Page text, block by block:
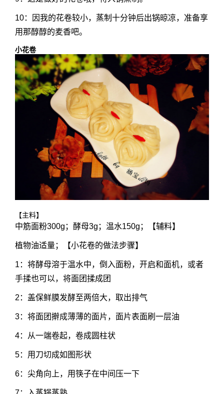
10：因我的花卷较小，蒸制十分钟后出锅晾凉，准备享
用那醇醇的麦香吧。
小花卷
【主料】
中筋面粉300g；酵母3g；温水150g；【辅料】
植物油适量；【小花卷的做法步骤】
1：将酵母溶于温水中，倒入面粉，开启和面机，或者
手揉也可以，将面团揉成团
2：盖保鲜膜发酵至两倍大，取出排气
3：将面团擀成薄薄的面片，面片表面刷一层油
4：从一端卷起，卷成圆柱状
5：用刀切成如图形状
6：尖角向上，用筷子在中间压一下